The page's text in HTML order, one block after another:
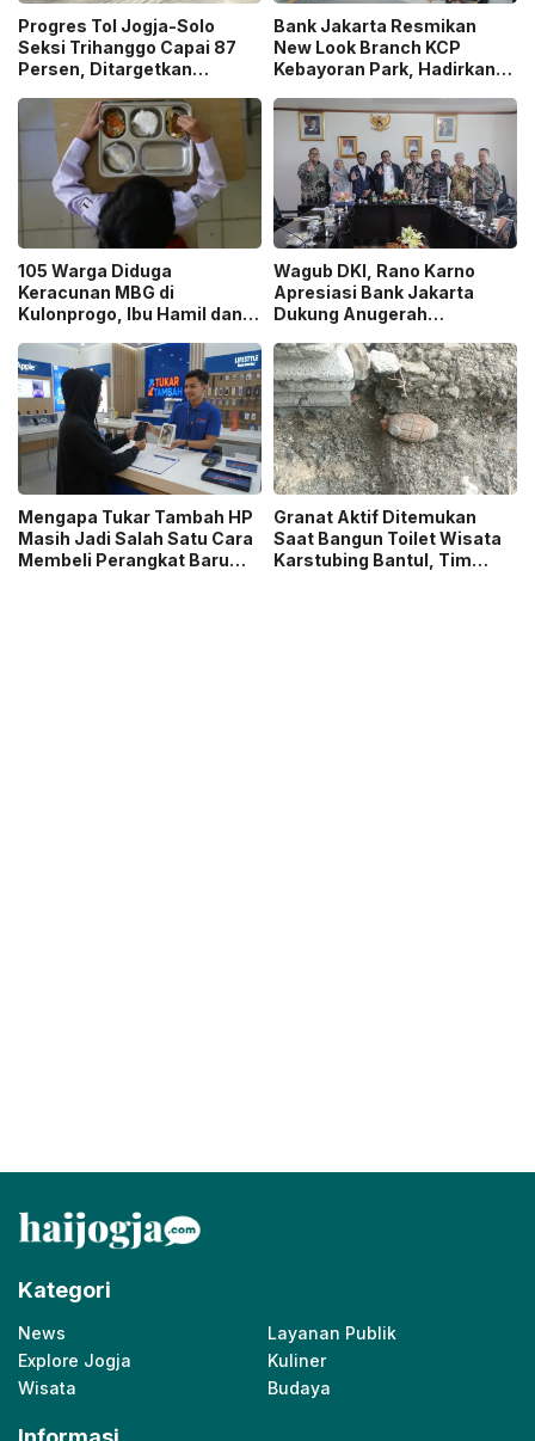
Progres Tol Jogja-Solo
Seksi Trihanggo Capai 87
Persen, Ditargetkan
Bawen Agustus 2026
Bank Jakarta Resmikan
New Look Branch KCP
Kebayoran Park, Hadirkan
Modern
105 Warga Diduga
Keracunan MBG di
Kulonprogo, Ibu Hamil dan
Terdampak
Wagub DKI, Rano Karno
Apresiasi Bank Jakarta
Dukung Anugerah
Dorong Karya Berkualitas
Sambut 5 Abad Jakarta
Mengapa Tukar Tambah HP
Masih Jadi Salah Satu Cara
Membeli Perangkat Baru
Granat Aktif Ditemukan
Saat Bangun Toilet Wisata
Karstubing Bantul, Tim
Kategori
News
Layanan Publik
Explore Jogja
Kuliner
Wisata
Budaya